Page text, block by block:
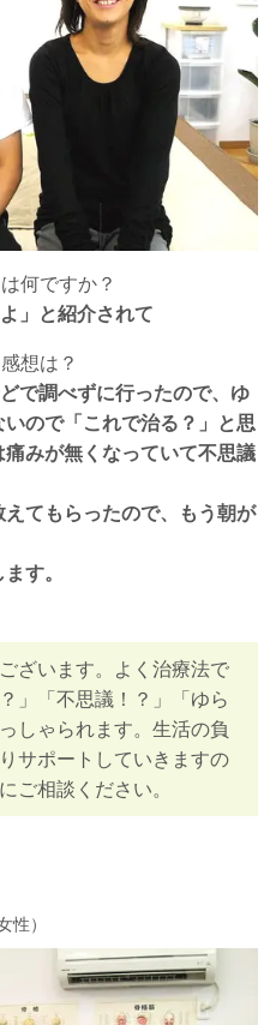
何ですか？
」と紹介されて
想は？
で調べずに行ったので、ゆ
ので「これで治る？」と思
みが無くなっていて不思議
てもらったので、もう朝が
す。
ざいます。よく治療法で
」「不思議！？」「ゆら
しゃられます。生活の負
サポートしていきますの
ご相談ください。
）